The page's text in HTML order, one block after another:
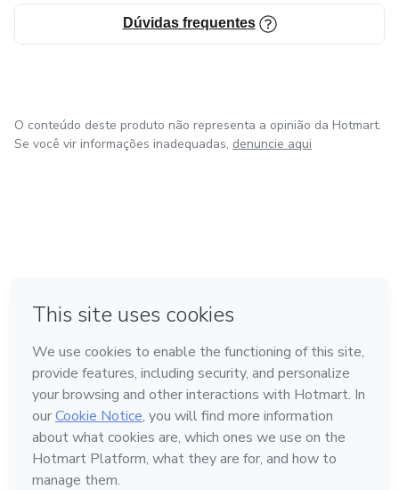
Dúvidas frequentes
O conteúdo deste produto não representa a opinião da Hotmart.
Se você vir informações inadequadas, denuncie aqui
Feito com ❤ na Cidade do México
Conheça a Hotmart
Idioma
Português